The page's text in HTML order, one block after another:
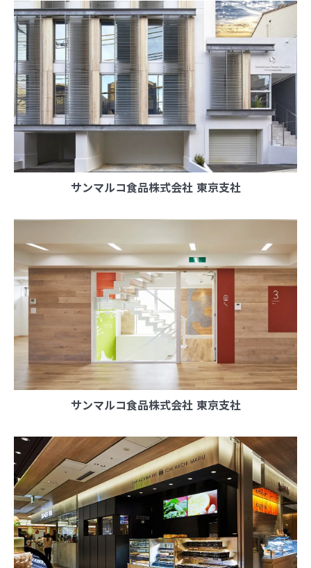
サンマルコ食品株式会社 東京支社
サンマルコ食品株式会社 東京支社